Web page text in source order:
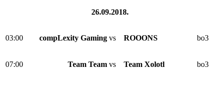
26.09.2018.
03:00 compLexity Gaming vs ROOONS bo3
07:00 Team Team vs Team Xolotl bo3